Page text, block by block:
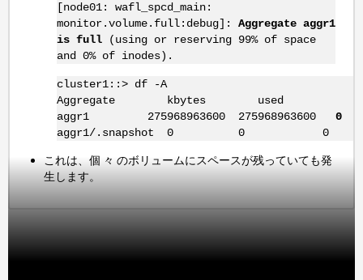
[node01: wafl_spcd_main:
monitor.volume.full:debug]: Aggregate aggr1
is full
(using or reserving 99% of space
and 0% of inodes).
cluster1::> df -A
Aggregate kbytes used
aggr1 275968963600 275968963600 0
aggr1/.snapshot 0 0 0
これは、個 々 のボリュームにスペースが残っていても発
生します。